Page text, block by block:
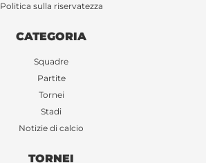
Politica sulla riservatezza
CATEGORIA
Squadre
Partite
Tornei
Stadi
Notizie di calcio
TORNEI